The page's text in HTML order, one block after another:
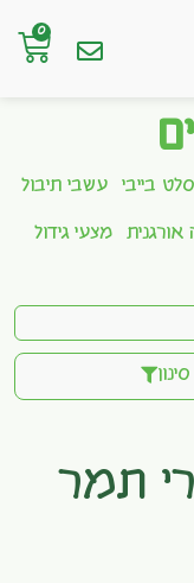
0
בייבי עשבי תיבול
מצעי גידול
סינון
תמר